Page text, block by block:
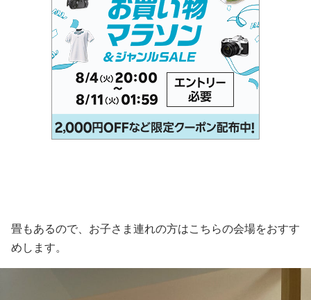
畳もあるので、お子さま連れの方はこちらの会場をおすす
めします。